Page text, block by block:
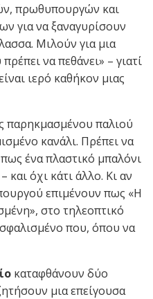
πρωθυπουργών και
για να ξαναγυρίσουν
Μιλούν για μια
να πεθάνει» – γιατί
ιερό καθήκον μιας
παρηκμασμένου παλιού
κανάλι. Πρέπει να
ένα πλαστικό μπαλόνι
και όχι κάτι άλλο. Κι αν
επιμένουν πως «Η
στο τηλεοπτικό
που, όπου να
καταφθάνουν δύο
μια επείγουσα